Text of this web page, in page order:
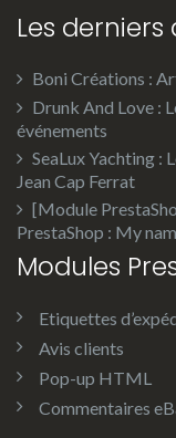
Les derniers
Boni Créations :
Drunk And Love :
événements
SeaLux Yachting :
Jean Cap Ferrat
[Module
PrestaShop : My
Modules
Etiquettes
Avis clients
Pop-up HTML
Commentaires